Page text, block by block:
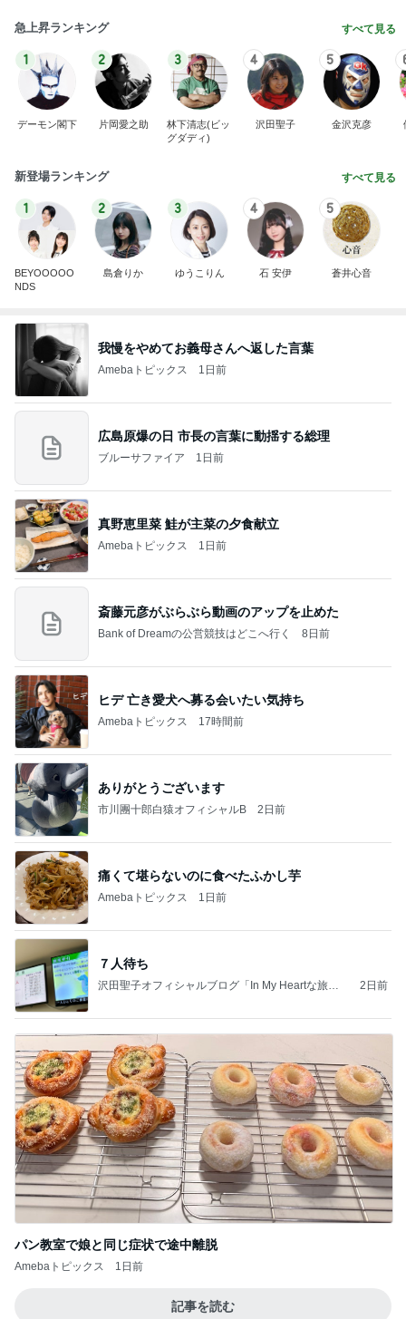
急上昇ランキング すべて見る
1
デーモン閣下
2
片岡愛之助
3
林下清志(ビッ
グダディ)
4
沢田聖子
5
金沢克彦
新登場ランキング すべて見る
1
BEYOOOOO
NDS
2
島倉りか
3
ゆうこりん
4
石 安伊
5
蒼井心音
我慢をやめてお義母さんへ返した言葉
Amebaトピックス 1日前
広島原爆の日 市長の言葉に動揺する総理
ブルーサファイア 1日前
真野恵里菜 鮭が主菜の夕食献立
Amebaトピックス 1日前
斎藤元彦がぶらぶら動画のアップを止めた
Bank of Dreamの公営競技はどこへ行く 8日前
ヒデ 亡き愛犬へ募る会いたい気持ち
Amebaトピックス 17時間前
ありがとうございます
市川團十郎白猿オフィシャルB 2日前
痛くて堪らないのに食べたふかし芋
Amebaトピックス 1日前
７人待ち
沢田聖子オフィシャルブログ「In My Heartな旅日
2日前
パン教室で娘と同じ症状で途中離脱
Amebaトピックス 1日前
記事を読む